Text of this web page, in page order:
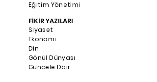
Eğitim Yönetimi
FİKİR YAZILARI
Siyaset
Ekonomi
Din
Gönül Dünyası
Güncele Dair...